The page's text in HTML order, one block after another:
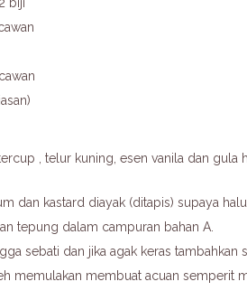
, telur kuning, esen vanila dan gula
dan kastard diayak (ditapis) supaya
tepung dalam campuran bahan A.
sebati dan jika agak keras tambahkan
memulakan membuat acuan semperit